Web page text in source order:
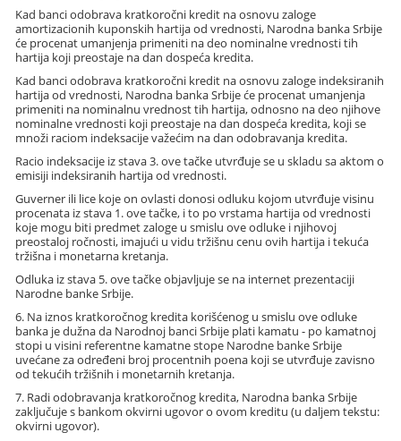
Kad banci odobrava kratkoročni kredit na osnovu zaloge
amortizacionih kuponskih hartija od vrednosti, Narodna banka Srbije
će procenat umanjenja primeniti na deo nominalne vrednosti tih
hartija koji preostaje na dan dospeća kredita.
Kad banci odobrava kratkoročni kredit na osnovu zaloge indeksiranih
hartija od vrednosti, Narodna banka Srbije će procenat umanjenja
primeniti na nominalnu vrednost tih hartija, odnosno na deo njihove
nominalne vrednosti koji preostaje na dan dospeća kredita, koji se
množi raciom indeksacije važećim na dan odobravanja kredita.
Racio indeksacije iz stava 3. ove tačke utvrđuje se u skladu sa aktom o
emisiji indeksiranih hartija od vrednosti.
Guverner ili lice koje on ovlasti donosi odluku kojom utvrđuje visinu
procenata iz stava 1. ove tačke, i to po vrstama hartija od vrednosti
koje mogu biti predmet zaloge u smislu ove odluke i njihovoj
preostaloj ročnosti, imajući u vidu tržišnu cenu ovih hartija i tekuća
tržišna i monetarna kretanja.
Odluka iz stava 5. ove tačke objavljuje se na internet prezentaciji
Narodne banke Srbije.
6. Na iznos kratkoročnog kredita korišćenog u smislu ove odluke
banka je dužna da Narodnoj banci Srbije plati kamatu - po kamatnoj
stopi u visini referentne kamatne stope Narodne banke Srbije
uvećane za određeni broj procentnih poena koji se utvrđuje zavisno
od tekućih tržišnih i monetarnih kretanja.
7. Radi odobravanja kratkoročnog kredita, Narodna banka Srbije
zaključuje s bankom okvirni ugovor o ovom kreditu (u daljem tekstu:
okvirni ugovor).